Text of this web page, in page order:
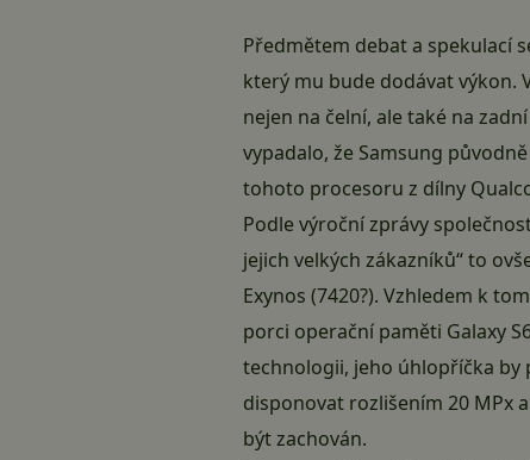
Předmětem debat a spekulací
který mu bude dodávat výkon.
nejen na čelní, ale také na
vypadalo, že Samsung
tohoto procesoru z dílny
Podlevýroční zprávy
jejich velkých zákazníků“ to
Exynos (7420?). Vzhledem k
porci operační paměti Galaxy
technologii, jeho úhlopříčka by
disponovat rozlišením 20 MPx
být zachován.